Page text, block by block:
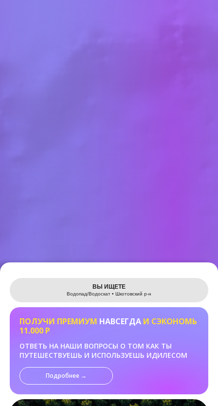
Leaflet
ВЫ ИЩЕТЕ
Водопад/Водоскат • Шкотовский р-н
ПОЛУЧИ ПРЕМИУМ НАВСЕГДА И СЭКОНОМЬ
11.000 Р
ОТВЕТЬ НА НАШИ ВОПРОСЫ О ТОМ КАК ТЫ
ПУТЕШЕСТВУЕШЬ И ИСПОЛЬЗУЕШЬ ИДИЛЕСОМ
Подробнее →